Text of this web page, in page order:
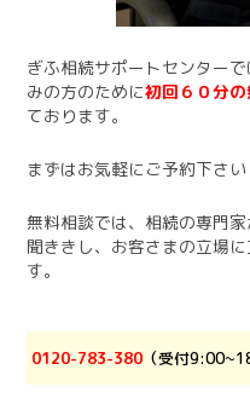
ぎふ相続サポートセンター
みの方のために初回６０分の
ております。
まずはお気軽にご予約下さい
無料相談では、相続の専門
聞ききし、お客さまの立場
す。
0120-783-380 （受付